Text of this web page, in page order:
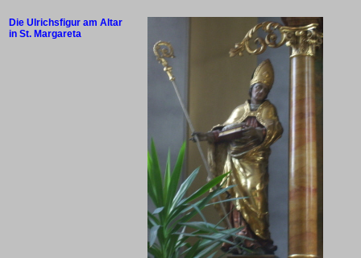
Die Ulrichsfigur am Altar
in St. Margareta